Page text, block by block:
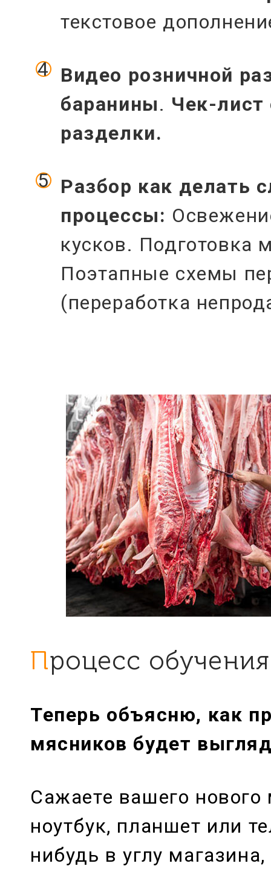
текстовое
Видео розничной
баранины. Чек-лист
разделки.
Разбор как делать
процессы:
кусков. Подготовка
Поэтапные схемы
(переработка
Процесс
Теперь объясню, как
мясников будет
Сажаете вашего
ноутбук, планшет или
нибудь в углу